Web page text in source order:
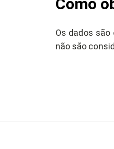
Como
Os dados
não são